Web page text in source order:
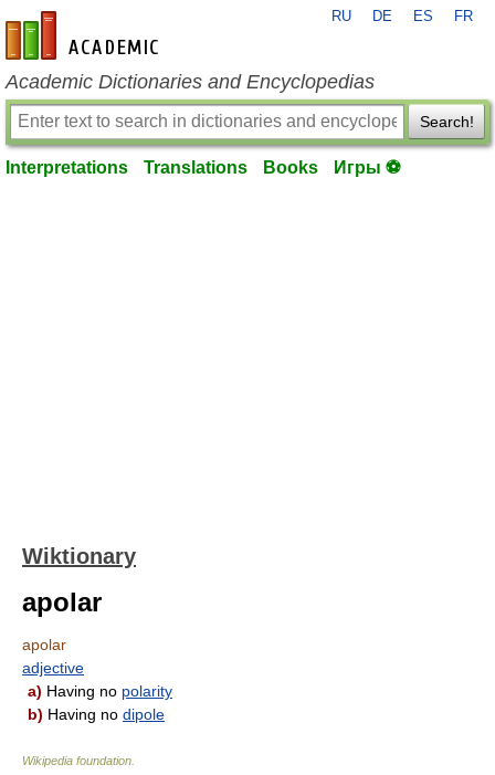
en-academic.com
RU DE ES FR
Academic Dictionaries and Encyclopedias
Search!
Interpretations Translations Books Игры ⚽
Wiktionary
apolar
apolar
adjective
a) Having no polarity
b) Having no dipole
Wikipedia foundation